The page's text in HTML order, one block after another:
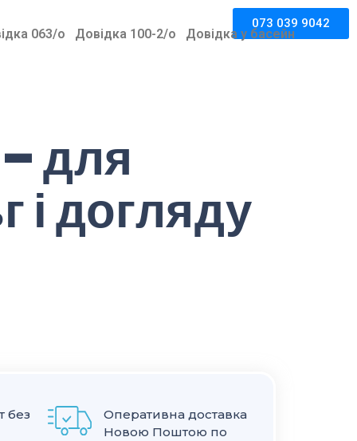
063/o Довідка 100-2/о Довідка у басейн
073 039 9042
для
і догляду
без
Оперативна доставка
Новою Поштою по